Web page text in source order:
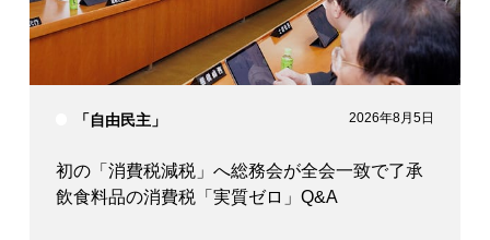
「自由民主」 2026年8月5日
初の「消費税減税」へ総務会が全会一致で了承
飲食料品の消費税「実質ゼロ」Q&A